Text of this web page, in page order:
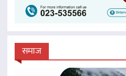
समाज